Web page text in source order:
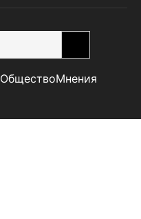
ОбществоМнения